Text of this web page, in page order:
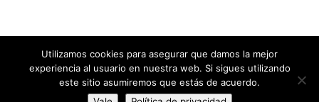
Utilizamos cookies para asegurar que damos la mejor
experiencia al usuario en nuestra web. Si sigues utilizando
este sitio asumiremos que estás de acuerdo.